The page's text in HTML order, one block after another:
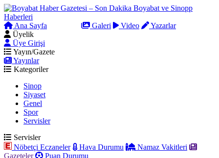
Ana Sayfa Galeri Video
Yazarlar
Üyelik
Üye Girişi
Yayın/Gazete
Yayınlar
Kategoriler
Sinop
Siyaset
Genel
Spor
Servisler
Servisler
Nöbetçi Eczaneler
Hava Durumu
Namaz Vakitleri
Gazeteler
Puan Durumu